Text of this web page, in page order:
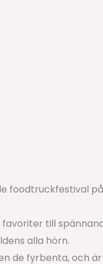
foodtruckfestival
till
alla hörn.
de fyrbenta, och